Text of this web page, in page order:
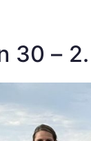
30 –